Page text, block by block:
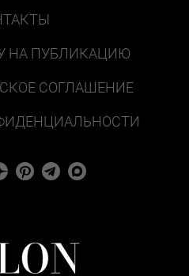
НА ПУБЛИКАЦИЮ
СОГЛАШЕНИЕ